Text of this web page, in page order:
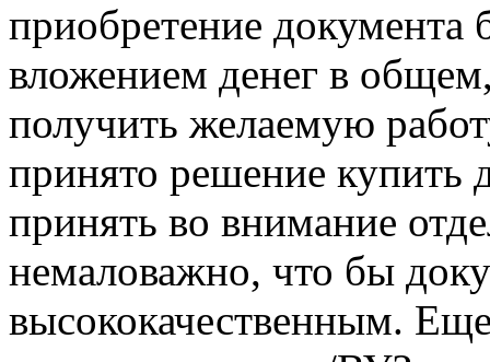
приобретение документа
вложением денег в
получить желаемую
принято решение купить
принять во внимание
немаловажно, что бы
высококачественным.